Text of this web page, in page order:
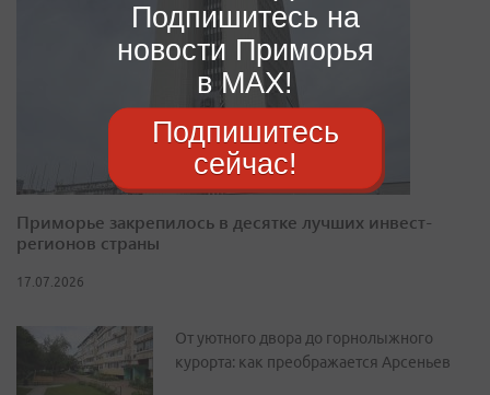
Приморье закрепилось в десятке лучших инвест-
регионов страны
17.07.2026
От уютного двора до горнолыжного
курорта: как преображается Арсеньев
Подпишитесь на
новости Приморья
в MAX!
Подпишитесь
сейчас!